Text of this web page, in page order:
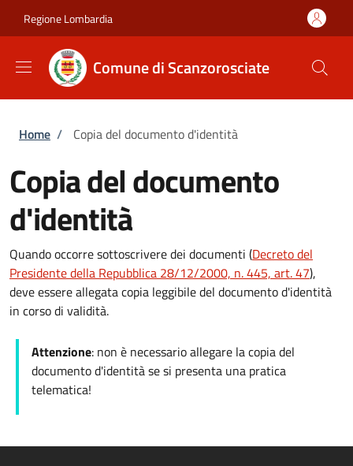
Regione Lombardia
Comune di Scanzorosciate
Briciole di pane
Home / Copia del documento d'identità
Copia del documento
d'identità
Quando occorre sottoscrivere dei documenti (Decreto del
Presidente della Repubblica 28/12/2000, n. 445, art. 47),
deve essere allegata copia leggibile del documento d'identità
in corso di validità.
Attenzione: non è necessario allegare la copia del
documento d'identità se si presenta una pratica
telematica!